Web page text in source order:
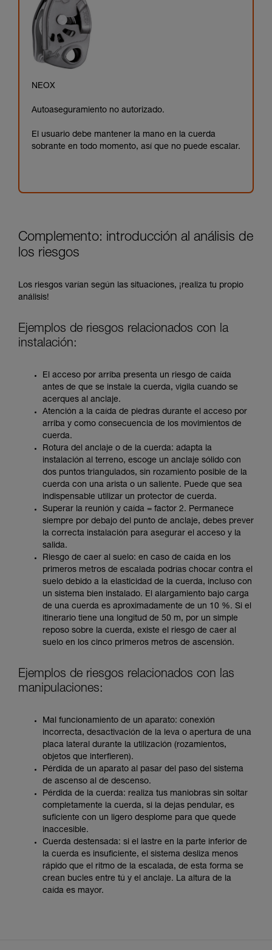
NEOX
Autoaseguramiento no autorizado.
El usuario debe mantener la mano en la cuerda
sobrante en todo momento, así que no puede escalar.
Complemento: introducción al análisis de
los riesgos
Los riesgos varían según las situaciones, ¡realiza tu propio
análisis!
Ejemplos de riesgos relacionados con la
instalación:
El acceso por arriba presenta un riesgo de caída
antes de que se instale la cuerda, vigila cuando se
acerques al anclaje.
Atención a la caída de piedras durante el acceso por
arriba y como consecuencia de los movimientos de
cuerda.
Rotura del anclaje o de la cuerda: adapta la
instalación al terreno, escoge un anclaje sólido con
dos puntos triangulados, sin rozamiento posible de la
cuerda con una arista o un saliente. Puede que sea
indispensable utilizar un protector de cuerda.
Superar la reunión y caída = factor 2. Permanece
siempre por debajo del punto de anclaje, debes prever
la correcta instalación para asegurar el acceso y la
salida.
Riesgo de caer al suelo: en caso de caída en los
primeros metros de escalada podrías chocar contra el
suelo debido a la elasticidad de la cuerda, incluso con
un sistema bien instalado. El alargamiento bajo carga
de una cuerda es aproximadamente de un 10 %. Si el
itinerario tiene una longitud de 50 m, por un simple
reposo sobre la cuerda, existe el riesgo de caer al
suelo en los cinco primeros metros de ascensión.
Ejemplos de riesgos relacionados con las
manipulaciones:
Mal funcionamiento de un aparato: conexión
incorrecta, desactivación de la leva o apertura de una
placa lateral durante la utilización (rozamientos,
objetos que interfieren).
Pérdida de un aparato al pasar del paso del sistema
de ascenso al de descenso.
Pérdida de la cuerda: realiza tus maniobras sin soltar
completamente la cuerda, si la dejas pendular, es
suficiente con un ligero desplome para que quede
inaccesible.
Cuerda destensada: si el lastre en la parte inferior de
la cuerda es insuficiente, el sistema desliza menos
rápido que el ritmo de la escalada, de esta forma se
crean bucles entre tú y el anclaje. La altura de la
caída es mayor.